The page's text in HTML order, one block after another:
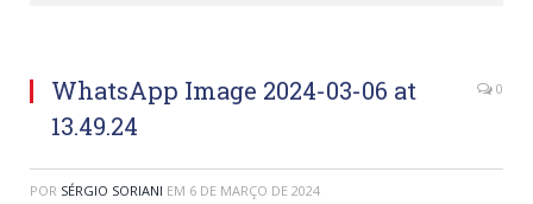
WhatsApp Image 2024-03-06 at
13.49.24
0
POR SÉRGIO SORIANI EM 6 DE MARÇO DE 2024